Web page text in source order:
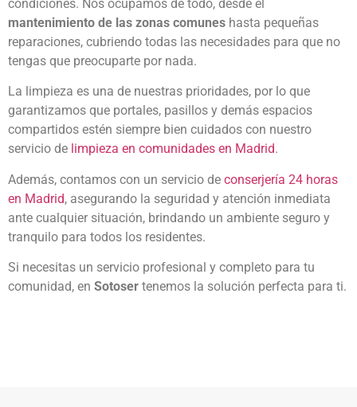
condiciones. Nos ocupamos de todo, desde el
mantenimiento de las zonas comunes hasta pequeñas
reparaciones, cubriendo todas las necesidades para que no
tengas que preocuparte por nada.
La limpieza es una de nuestras prioridades, por lo que
garantizamos que portales, pasillos y demás espacios
compartidos estén siempre bien cuidados con nuestro
servicio de limpieza en comunidades en Madrid.
Además, contamos con un servicio de conserjería 24 horas
en Madrid, asegurando la seguridad y atención inmediata
ante cualquier situación, brindando un ambiente seguro y
tranquilo para todos los residentes.
Si necesitas un servicio profesional y completo para tu
comunidad, en Sotoser tenemos la solución perfecta para ti.